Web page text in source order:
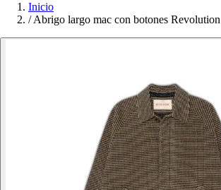
Inicio
/Abrigo largo mac con botones Revolution